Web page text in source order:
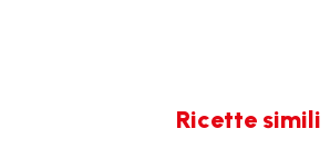
Ricette simili